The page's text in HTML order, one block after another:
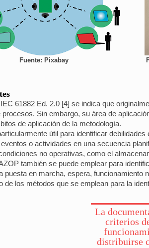
Fuente: Pixabay
61882 Ed. 2.0 [4] se indica que
procesos. Sin embargo, su área de
de aplicación de la metodología.
útil para identificar
o actividades en una secuencia
no operativas, como el
también se puede emplear para
puesta en marcha, espera, funcionamiento
de los métodos que se emplean para la
La
criterios
distribuirse